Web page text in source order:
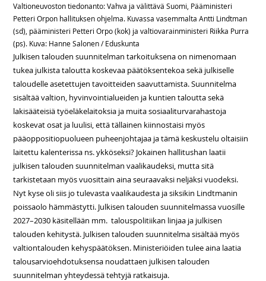
Valtioneuvoston tiedonanto: Vahva ja välittävä Suomi, Pääministeri
Petteri Orpon hallituksen ohjelma. Kuvassa vasemmalta Antti Lindtman
(sd), pääministeri Petteri Orpo (kok) ja valtiovarainministeri Riikka Purra
(ps). Kuva: Hanne Salonen / Eduskunta
Julkisen talouden suunnitelman tarkoituksena on nimenomaan
tukea julkista taloutta koskevaa päätöksentekoa sekä julkiselle
taloudelle asetettujen tavoitteiden saavuttamista. Suunnitelma
sisältää valtion, hyvinvointialueiden ja kuntien taloutta sekä
lakisääteisiä työeläkelaitoksia ja muita sosiaaliturvarahastoja
koskevat osat ja luulisi, että tällainen kiinnostaisi myös
pääoppositiopuolueen puheenjohtajaa ja tämä keskustelu oltaisiin
laitettu kalenterissa ns. ykköseksi? Jokainen hallitushan laatii
julkisen talouden suunnitelman vaalikaudeksi, mutta sitä
tarkistetaan myös vuosittain aina seuraavaksi neljäksi vuodeksi.
Nyt kyse oli siis jo tulevasta vaalikaudesta ja siksikin Lindtmanin
poissaolo hämmästytti. Julkisen talouden suunnitelmassa vuosille
2027–2030 käsitellään mm. talouspolitiikan linjaa ja julkisen
talouden kehitystä. Julkisen talouden suunnitelma sisältää myös
valtiontalouden kehyspäätöksen. Ministeriöiden tulee aina laatia
talousarvioehdotuksensa noudattaen julkisen talouden
suunnitelman yhteydessä tehtyjä ratkaisuja.